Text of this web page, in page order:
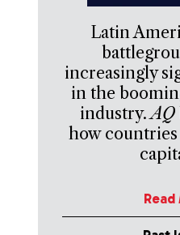
Latin
increasingly
in the
industry.AQ
how